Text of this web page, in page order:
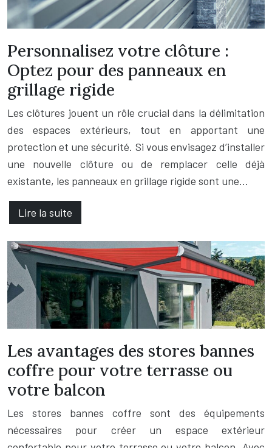
Personnalisez votre clôture :
Optez pour des panneaux en
grillage rigide
Les clôtures jouent un rôle crucial dans la délimitation
des espaces extérieurs, tout en apportant une
protection et une sécurité. Si vous envisagez d’installer
une nouvelle clôture ou de remplacer celle déjà
existante, les panneaux en grillage rigide sont une…
Lire la suite
Les avantages des stores bannes
coffre pour votre terrasse ou
votre balcon
Les stores bannes coffre sont des équipements
nécessaires pour créer un espace extérieur